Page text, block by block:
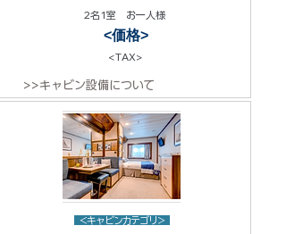
2名1室 お一人様
<価格>
<TAX>
>>キャビン設備について
<キャビンカテゴリ>